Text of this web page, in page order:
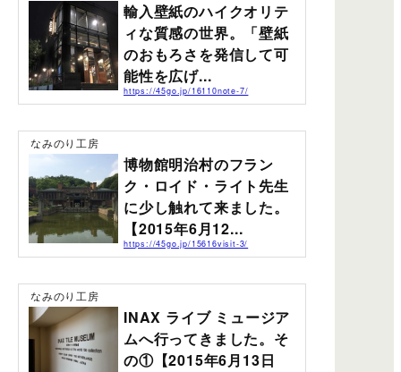
輸入壁紙のハイクオリテ
ィな質感の世界。「壁紙
のおもろさを発信して可
能性を広げ...
https://45go.jp/16110note-7/
たかが壁紙されど壁紙の世界が楽しめる空間。テクスチ
紙の世界が紹介されていました。WALLPAPER MUSEUM
WALPA (ウォールペーパー・ミュージアム・ワルパ) 厳
選された壁紙を集めた博物館の紹介です。2015年11月3
日(火祝)にオープンされています。先日、休憩時間にテレ
ビを見ていたら面白い壁紙の話に出会いました。当ブロ
グで何度か紹介している、関西テレビの「よ〜いド
ン！」という番組から、最初の部分は見逃したのです
が、職業柄ちょっと興味深い特集だったので見入って...
なみのり工房
博物館明治村のフラン
ク・ロイド・ライト先生
に少し触れて来ました。
【2015年6月12...
https://45go.jp/15616visit-3/
愛知県研修旅行へ同行して見聞録して来た前回エントリ
ーでした。歴史あるものをたまに遠足のような感覚で見
ていくのもおもしろいものです。 前回、犬山城のエント
リーかこちら↓愛知県の犬山城に行ってきました。 【201
5年6月12日(金)】 | Naminori 工房 今日は愛知県の博物
館明治村のエントリーです。暫しお付き合いくださ
い。 博物館明治村 以外と古くから在り、想像以上に広い
なみのり工房
INAX ライブ ミュージア
ムへ行ってきました。そ
の①【2015年6月13日